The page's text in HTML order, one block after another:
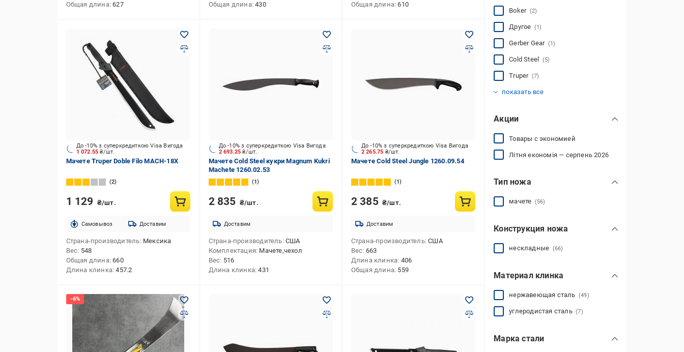
Общая длина 627
Общая длина 430
Общая длина 610
1 072.55₴/шт.
До -10% з суперкредиткою Visa Вигода
Мачете Truper Doble Filo MACH-18X
2
1 129 ₴/шт.
Cамовывоз Доставим
Страна-производитель Мексика
Вес 548
Общая длина 660
Длина клинка 457.2
2 693.25₴/шт.
До -10% з суперкредиткою Visa Вигода
Мачете Cold Steel кукри Magnum Kukri
Machete 1260.02.53
1
2 835 ₴/шт.
Доставим
Страна-производитель США
Комплектация Мачете,чехол
Вес 516
Длина клинка 431
2 265.75 ₴/шт.
До -10% з суперкредиткою Visa Вигода
Мачете Cold Steel Jungle 1260.09.54
1
2 385 ₴/шт.
Доставим
Страна-производитель США
Вес 663
Длина клинка 406
Общая длина 559
Boker (2)
Другое (1)
Gerber Gear (1)
Cold Steel (5)
Truper (7)
показать все
Акции
Товары с экономией
Літня економія — серпень 2026
Тип ножа
мачете (56)
Конструкция ножа
нескладные (66)
Материал клинка
нержавеющая сталь (49)
углеродистая сталь(7)
Марка стали